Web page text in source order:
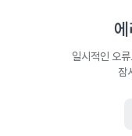
일시적인 오
잠